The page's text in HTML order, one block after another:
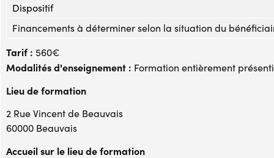
Dispositif
Financements à déterminer selon la situation du
Tarif : 560€
Modalités d'enseignement : Formation entièrement
Lieu de formation
2 Rue Vincent de Beauvais
60000 Beauvais
Accueil sur le lieu de formation